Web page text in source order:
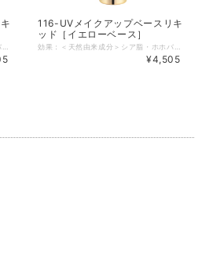
116-UVメイクアップベースリキ
ッド［イエローベース］
¥4,505